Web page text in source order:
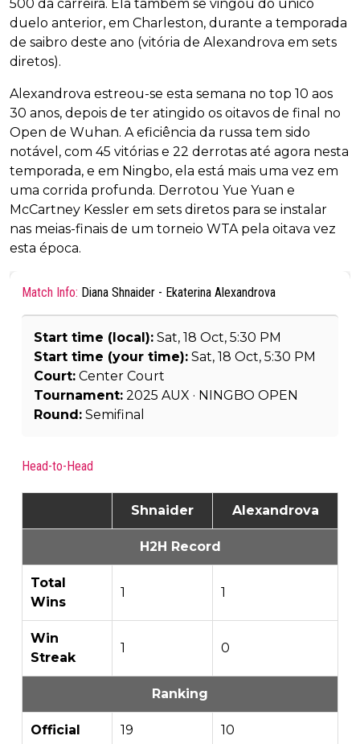
500 da carreira. Ela também se vingou do único
duelo anterior, em Charleston, durante a temporada
de saibro deste ano (vitória de Alexandrova em sets
diretos).
Alexandrova estreou-se esta semana no top 10 aos
30 anos, depois de ter atingido os oitavos de final no
Open de Wuhan. A eficiência da russa tem sido
notável, com 45 vitórias e 22 derrotas até agora nesta
temporada, e em Ningbo, ela está mais uma vez em
uma corrida profunda. Derrotou Yue Yuan e
McCartney Kessler em sets diretos para se instalar
nas meias-finais de um torneio WTA pela oitava vez
esta época.
Match Info: Diana Shnaider - Ekaterina Alexandrova
Start time (local): Sat, 18 Oct, 5:30 PM
Start time (your time): Sat, 18 Oct, 5:30 PM
Court: Center Court
Tournament: 2025 AUX · NINGBO OPEN
Round: Semifinal
Head-to-Head
Shnaider Alexandrova
H2H Record
Total
Wins
1 1
Win
Streak
1 0
Ranking
Official 19 10